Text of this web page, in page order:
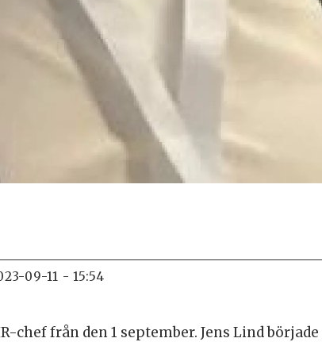
09-11 - 15:54
från den 1 september. Jens Lind